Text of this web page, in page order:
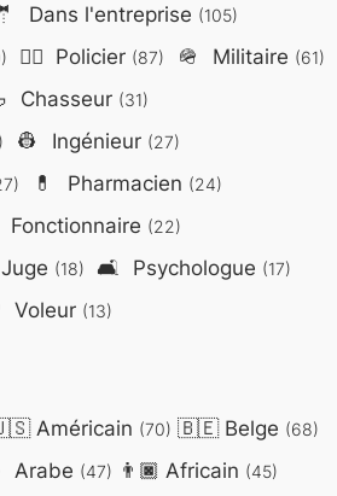
🤵 Dans l'entreprise (105)
👮‍♂️ Policier (87) 🪖 Militaire (61)
Chasseur (31)
👷 Ingénieur (27)
💊 Pharmacien (24)
Fonctionnaire (22)
Juge (18) 🛋️ Psychologue (17)
Voleur (13)
Américain (70) 🇧🇪Belge (68)
Arabe (47) 👨🏿 Africain (45)